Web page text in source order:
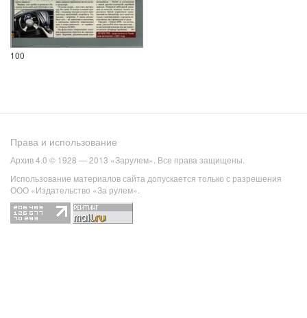
100
Права и использование
Архив 4.0 © 1928 — 2013 «Зарулем». Все права защищены.
Использование материалов сайта допускается только с разрешения
ООО «Издательство «За рулем».